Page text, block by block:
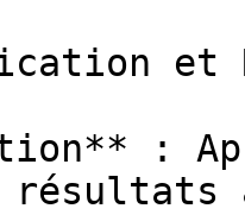
et
: